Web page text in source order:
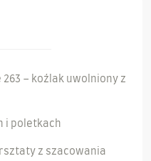
– koźlak uwolniony z
i poletkach
z szacowania